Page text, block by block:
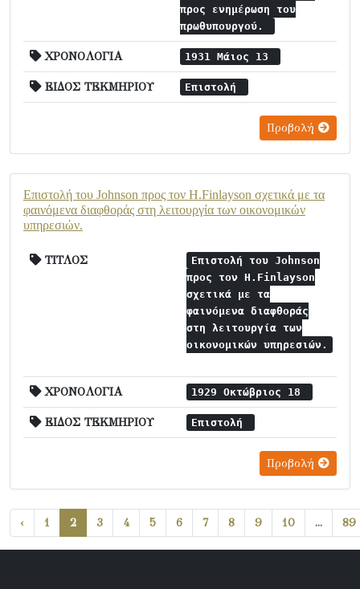
προς ενημέρωση του
πρωθυπουργού.
ΧΡΟΝΟΛΟΓΙΑ 1931 Μάιος 13
ΕΙΔΟΣ ΤΕΚΜΗΡΙΟΥ Επιστολή
Προβολή
Επιστολή του Johnson προς τον H.Finlayson σχετικά με τα
φαινόμενα διαφθοράς στη λειτουργία των οικονομικών
υπηρεσιών.
ΤΙΤΛΟΣ
Επιστολή του Johnson
προς τον H.Finlayson
σχετικά με τα
φαινόμενα διαφθοράς
στη λειτουργία των
οικονομικών υπηρεσιών.
ΧΡΟΝΟΛΟΓΙΑ 1929 Οκτώβριος 18
ΕΙΔΟΣ ΤΕΚΜΗΡΙΟΥ Επιστολή
Προβολή
‹ 1 2 3 4 5 6 7 8 9 10 ... 89